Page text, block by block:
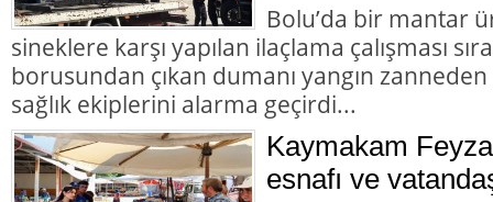
Bolu’da bir mantar
sineklere karşı yapılan ilaçlama çalışması
borusundan çıkan dumanı yangın
sağlık ekiplerini alarma geçirdi...
Kaymakam
esnafı ve